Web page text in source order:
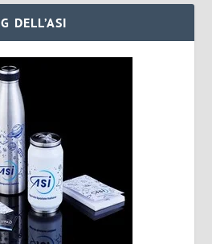
DELL’ASI